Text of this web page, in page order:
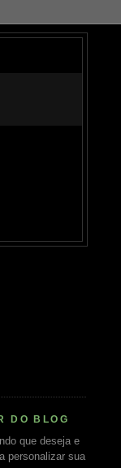
DO BLOG
que deseja e
personalizar sua